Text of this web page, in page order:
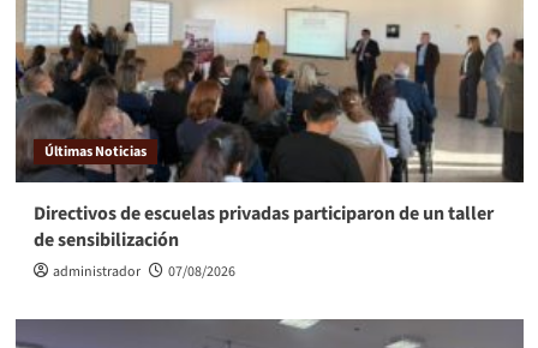
Últimas Noticias
Directivos de escuelas privadas participaron de un taller
de sensibilización
administrador 07/08/2026